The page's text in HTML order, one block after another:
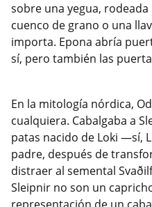
sobre una yegua,
cuenco de grano o una
importa. Epona abría
sí, pero también las
En la mitología nórdica,
cualquiera. Cabalgaba a
patas nacido de Loki —sí,
padre, después de
distraer al semental
Sleipnir no son un